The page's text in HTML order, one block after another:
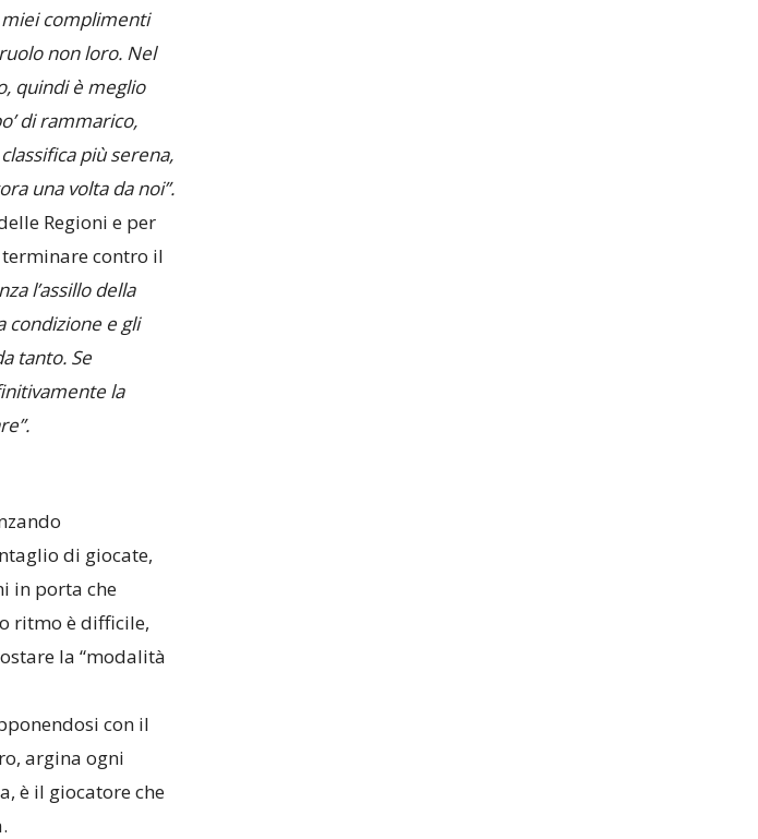
miei complimenti
non loro. Nel
quindi è meglio
di rammarico,
più serena,
una volta da noi”.
Regioni e per
contro il
l’assillo della
condizione e gli
tanto. Se
la
di giocate,
in porta che
ritmo è difficile,
la “modalità
con il
argina ogni
è il giocatore che